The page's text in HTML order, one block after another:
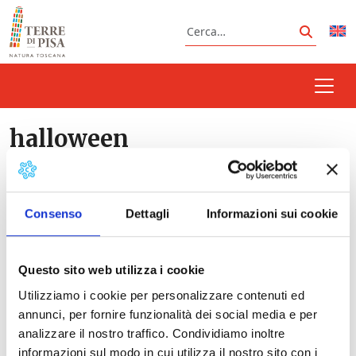
Consenso Dettagli Informazioni sui cookie
Questo sito web utilizza i cookie
Utilizziamo i cookie per personalizzare contenuti ed
annunci, per fornire funzionalità dei social media e per
analizzare il nostro traffico. Condividiamo inoltre
informazioni sul modo in cui utilizza il nostro sito con i
Vai al contenuto
Cerca
Cerca
halloween
Prossimi eventi
Borgo da Paura - Halloween a Montecatini Val di
Cecina
- 31/10/2026 - 18:00 - 23:50
Halloween: I vicoli del terrore | Lorenzana
31/10/2026 - 18:00 - 23:30